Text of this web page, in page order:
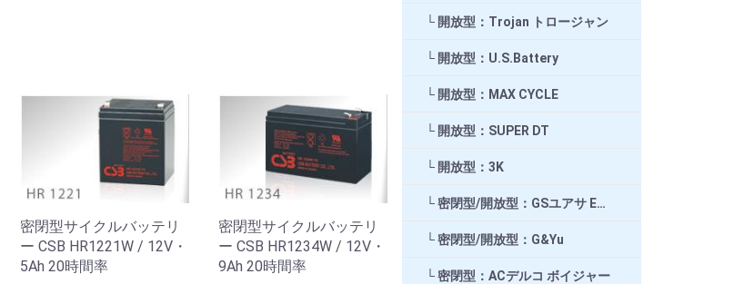
密閉型サイクルバッテリ
ー CSB HR1221W / 12V・
5Ah 20時間率
密閉型サイクルバッテリ
ー CSB HR1234W / 12V・
9Ah 20時間率
開放型：Trojan トロージャン
開放型：U.S.Battery
開放型：MAX CYCLE
開放型：SUPER DT
開放型：3K
密閉型/開放型：GSユアサ EB/SEB/SLH
密閉型/開放型：G&Yu
密閉型：ACデルコ ボイジャー